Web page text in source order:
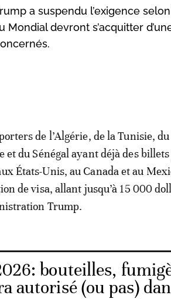
a suspendu l’exigence
devront s’acquitter
de l’Algérie, de la Tunisie,
et du Sénégal ayant déjà des
États-Unis, au Canada et au
de visa, allant jusqu’à 15 000
Trump.
bouteilles,
autorisé (ou pas)